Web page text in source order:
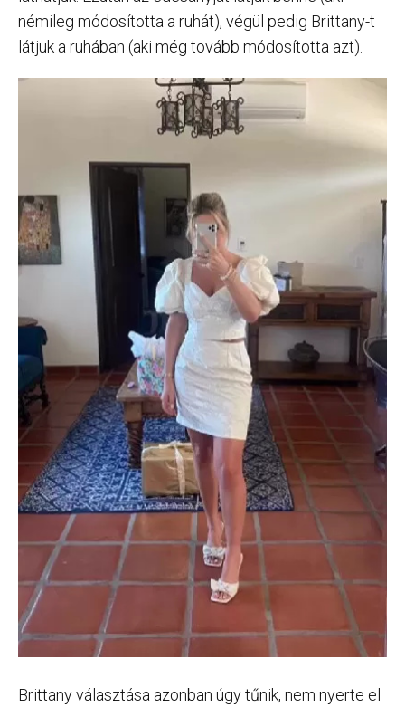
némileg módosította a ruhát), végül pedig Brittany-t
látjuk a ruhában (aki még tovább módosította azt).
Brittany választása azonban úgy tűnik, nem nyerte el